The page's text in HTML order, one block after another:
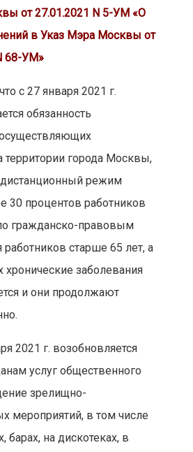
от 27.01.2021 N 5-УМ «О
в Указ Мэра Москвы от
68-УМ»
с 27 января 2021 г.
обязанность
территории города Москвы,
режим
30 процентов работников
гражданско-правовым
старше 65 лет, а
заболевания
и они продолжают
2021 г. возобновляется
услуг общественного
зрелищно-
мероприятий, в том числе
барах, на дискотеках, в